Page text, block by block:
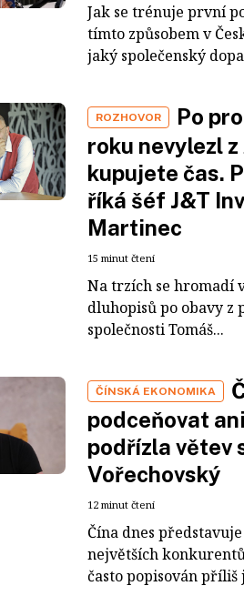
Jak se trénuje první
tímto způsobem v
jaký společenský
ROZHOVOR
Po
roku nevylezl
kupujete čas.
říká šéf J&T
Martinec
15 minut čtení
Na trzích se hromadí
dluhopisů po obavy z
společnosti Tomáš...
ČÍNSKÁ EKONOMIKA
podceňovat
podřízla větev
Vořechovský
12 minut čtení
Čína dnes
největších
často popisován příliš